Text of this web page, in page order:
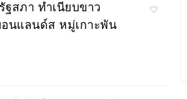
สภา ทำเนียบขาว
นแลนด์ส หมู่เกาะพัน